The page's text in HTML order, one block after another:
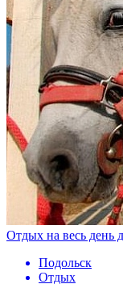
Отдых на весь день
Подольск
Отдых